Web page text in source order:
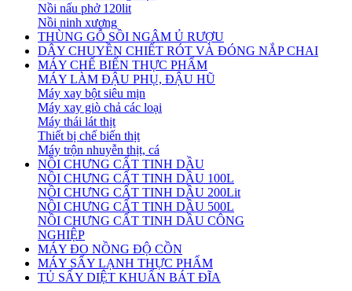
Nồi nấu phở 120lit
Nồi ninh xương
THÙNG GỖ SỒI NGÂM Ủ RƯỢU
DÂY CHUYỀN CHIẾT RÓT VÀ ĐÓNG NẮP CHAI
MÁY CHẾ BIẾN THỰC PHẨM
MÁY LÀM ĐẬU PHỤ, ĐẬU HŨ
Máy xay bột siêu mịn
Máy xay giò chả các loại
Máy thái lát thịt
Thiết bị chế biến thịt
Máy trộn nhuyễn thịt, cá
NỒI CHƯNG CẤT TINH DẦU
NỒI CHƯNG CẤT TINH DẦU 100L
NỒI CHƯNG CẤT TINH DẦU 200Lit
NỒI CHƯNG CẤT TINH DẦU 500L
NỒI CHƯNG CẤT TINH DẦU CÔNG
NGHIỆP
MÁY ĐO NỒNG ĐỘ CỒN
MÁY SẤY LẠNH THỰC PHẨM
TỦ SẤY DIỆT KHUẨN BÁT ĐĨA